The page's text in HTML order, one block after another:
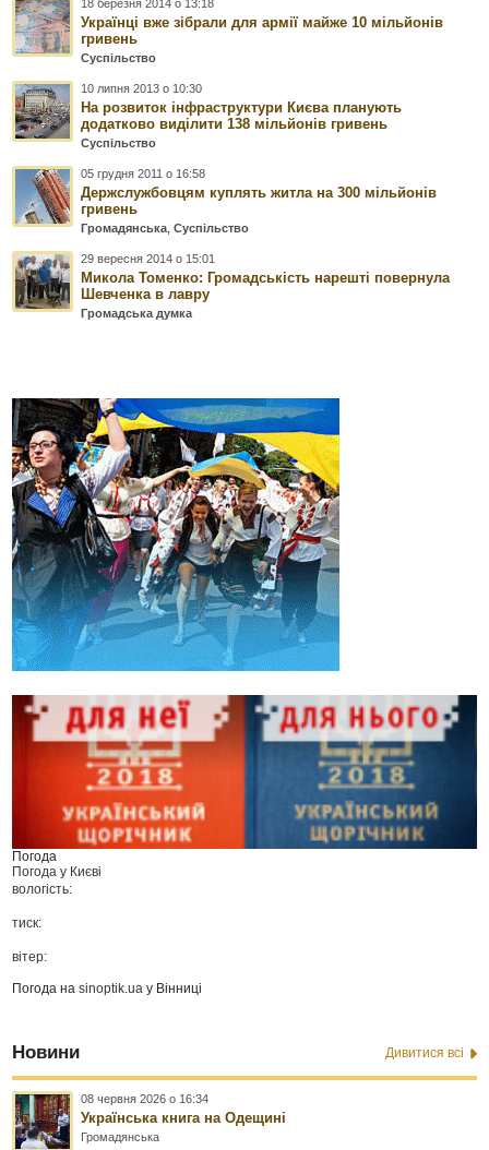
18 березня 2014 о 13:18
Українці вже зібрали для армії майже 10 мільйонів
гривень
Суспільство
10 липня 2013 о 10:30
На розвиток інфраструктури Києва планують
додатково виділити 138 мільйонів гривень
Суспільство
05 грудня 2011 о 16:58
Держслужбовцям куплять житла на 300 мільйонів
гривень
Громадянська ,Суспільство
29 вересня 2014 о 15:01
Микола Томенко: Громадськість нарешті повернула
Шевченка в лавру
Громадська думка
Погода
Погода у Києві
вологість:
тиск:
вітер:
Погода наsinoptik.ua у Вінниці
Новини Дивитися всі
08 червня 2026 о 16:34
Українська книга на Одещині
Громадянська